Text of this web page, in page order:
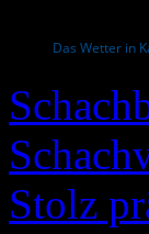
Das Wetter in
Stolz